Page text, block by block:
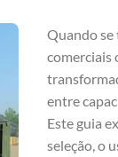
Quando se
comerciais
entre
Este guia
seleção, o